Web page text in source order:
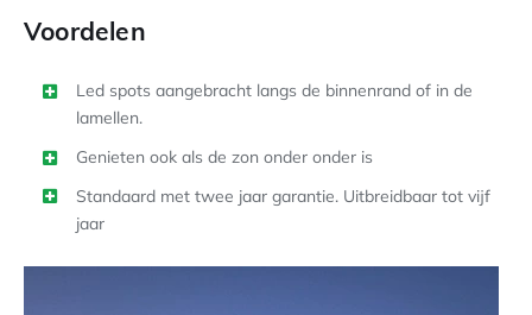
Voordelen
Led spots aangebracht langs de binnenrand of in de
lamellen.
Genieten ook als de zon onder onder is
Standaard met twee jaar garantie. Uitbreidbaar tot vijf
jaar